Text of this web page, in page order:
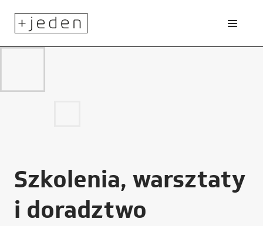
Szkolenia, warsztaty
i doradztwo